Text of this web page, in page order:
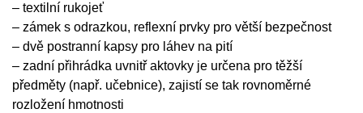
– textilní rukojeť
– zámek s odrazkou, reflexní prvky pro větší bezpečnost
– dvě postranní kapsy pro láhev na pití
– zadní přihrádka uvnitř aktovky je určena pro těžší
předměty (např. učebnice), zajistí se tak rovnoměrné
rozložení hmotnosti